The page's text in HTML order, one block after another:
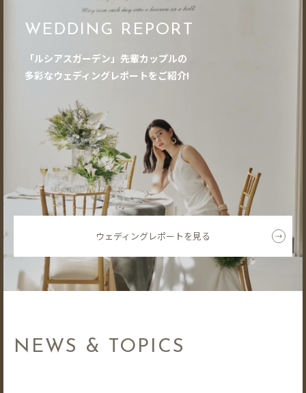
WEDDING REPORT
「ルシアスガーデン」先輩カップルの
多彩なウェディングレポートをご紹介!
ウェディングレポートを見る
NEWS & TOPICS